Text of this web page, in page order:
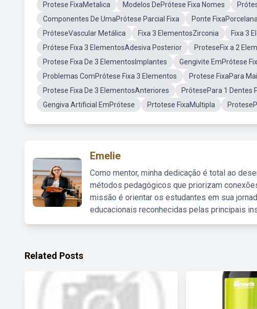
Protese FixaMetalica
Modelos DePrótese Fixa Nomes
Componentes De UmaPrótese Parcial Fixa
Ponte FixaPorcelana
PróteseVascular Metálica
Fixa 3 ElementosZirconia
Fixa 3
Prótese Fixa 3 ElementosAdesiva Posterior
ProteseFix a 2 Elem
Protese Fixa De 3 ElementosImplantes
Gengivite EmPrótese
Problemas ComPrótese Fixa 3 Elementos
Protese FixaPara
Protese Fixa De 3 ElementosAnteriores
PrótesePara 1 Dentes
Gengiva Artificial EmPrótese
Prtotese FixaMultipla
Emelie
Como mentor, minha dedicação é total ao
métodos pedagógicos que priorizam
missão é orientar os estudantes em sua
educacionais reconhecidas pelas principais
Related Posts